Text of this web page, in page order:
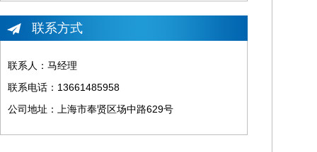
联系方式
联系人：马经理
联系电话：13661485958
公司地址：上海市奉贤区场中路629号